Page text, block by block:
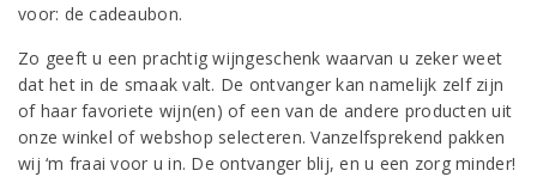
voor: de cadeaubon.
Zo geeft u een prachtig wijngeschenk waarvan u zeker weet
dat het in de smaak valt. De ontvanger kan namelijk zelf zijn
of haar favoriete wijn(en) of een van de andere producten uit
onze winkel of webshop selecteren. Vanzelfsprekend pakken
wij ‘m fraai voor u in. De ontvanger blij, en u een zorg minder!